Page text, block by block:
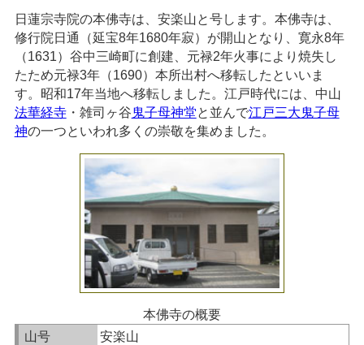
日蓮宗寺院の本佛寺は、安楽山と号します。本佛寺は、
修行院日通（延宝8年1680年寂）が開山となり、寛永8年
（1631）谷中三崎町に創建、元禄2年火事により焼失し
たため元禄3年（1690）本所出村へ移転したといいま
す。昭和17年当地へ移転しました。江戸時代には、中山
法華経寺・雑司ヶ谷鬼子母神堂と並んで江戸三大鬼子母
神の一つといわれ多くの崇敬を集めました。
本佛寺の概要
山号
安楽山